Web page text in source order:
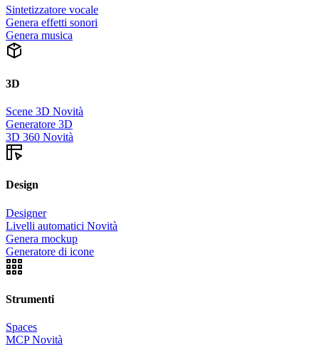
Sintetizzatore vocale
Genera effetti sonori
Genera musica
3D
Scene 3D Novità
Generatore 3D
3D 360 Novità
Design
Designer
Livelli automatici Novità
Genera mockup
Generatore di icone
Strumenti
Spaces
MCP Novità